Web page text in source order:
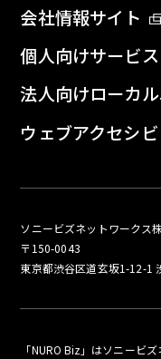
会社情報サイト
個人向けサービス
法人向けローカ
ウェブアクセシ
ソニービズネットワークス
〒150-0043
東京都渋谷区道玄坂1-12-1
「NURO Biz」はソニービ